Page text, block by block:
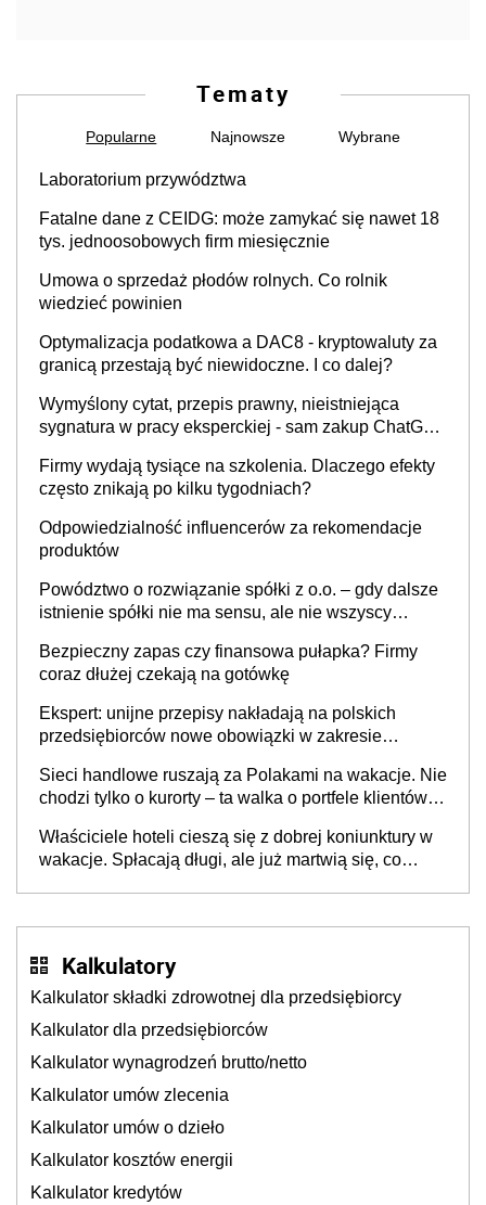
Tematy
Popularne Najnowsze Wybrane
Laboratorium przywództwa
Fatalne dane z CEIDG: może zamykać się nawet 18
tys. jednoosobowych firm miesięcznie
Umowa o sprzedaż płodów rolnych. Co rolnik
wiedzieć powinien
Optymalizacja podatkowa a DAC8 - kryptowaluty za
granicą przestają być niewidoczne. I co dalej?
Wymyślony cytat, przepis prawny, nieistniejąca
sygnatura w pracy eksperckiej - sam zakup ChatGPT
Firmy wydają tysiące na szkolenia. Dlaczego efekty
często znikają po kilku tygodniach?
Odpowiedzialność influencerów za rekomendacje
produktów
Powództwo o rozwiązanie spółki z o.o. – gdy dalsze
istnienie spółki nie ma sensu, ale nie wszyscy
Bezpieczny zapas czy finansowa pułapka? Firmy
coraz dłużej czekają na gotówkę
Ekspert: unijne przepisy nakładają na polskich
przedsiębiorców nowe obowiązki w zakresie
Sieci handlowe ruszają za Polakami na wakacje. Nie
chodzi tylko o kurorty – ta walka o portfele klientów
cichu
Właściciele hoteli cieszą się z dobrej koniunktury w
wakacje. Spłacają długi, ale już martwią się, co
Kalkulatory
Kalkulator składki zdrowotnej dla przedsiębiorcy
Kalkulator dla przedsiębiorców
Kalkulator wynagrodzeń brutto/netto
Kalkulator umów zlecenia
Kalkulator umów o dzieło
Kalkulator kosztów energii
Kalkulator kredytów